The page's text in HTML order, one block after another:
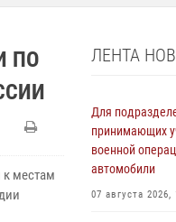
ПО
местам
ЛЕНТА
Для
принимающих
военной
автомобили
07 августа 2026,